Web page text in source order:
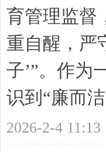
育管理监督
重自醒，严
子’”。作为
识到“廉而
2026-2-4 11:13